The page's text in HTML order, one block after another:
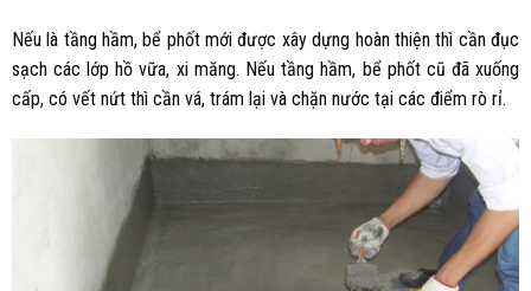
Nếu là tầng hầm, bể phốt mới được xây dựng hoàn thiện thì cần đục
sạch các lớp hồ vữa, xi măng. Nếu tầng hầm, bể phốt cũ đã xuống
cấp, có vết nứt thì cần vá, trám lại và chặn nước tại các điểm rò rỉ.